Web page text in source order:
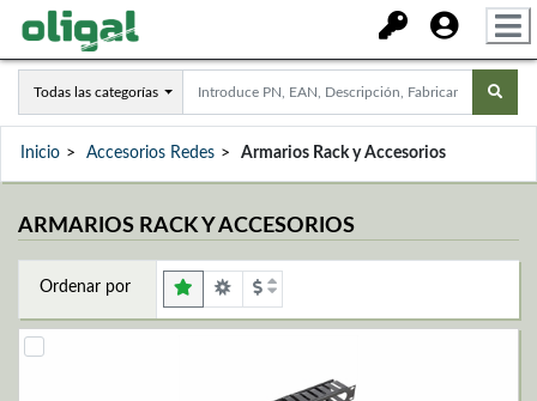
Todas las categorías
Inicio Accesorios Redes Armarios Rack y Accesorios
ARMARIOS RACK Y ACCESORIOS
Ordenar por